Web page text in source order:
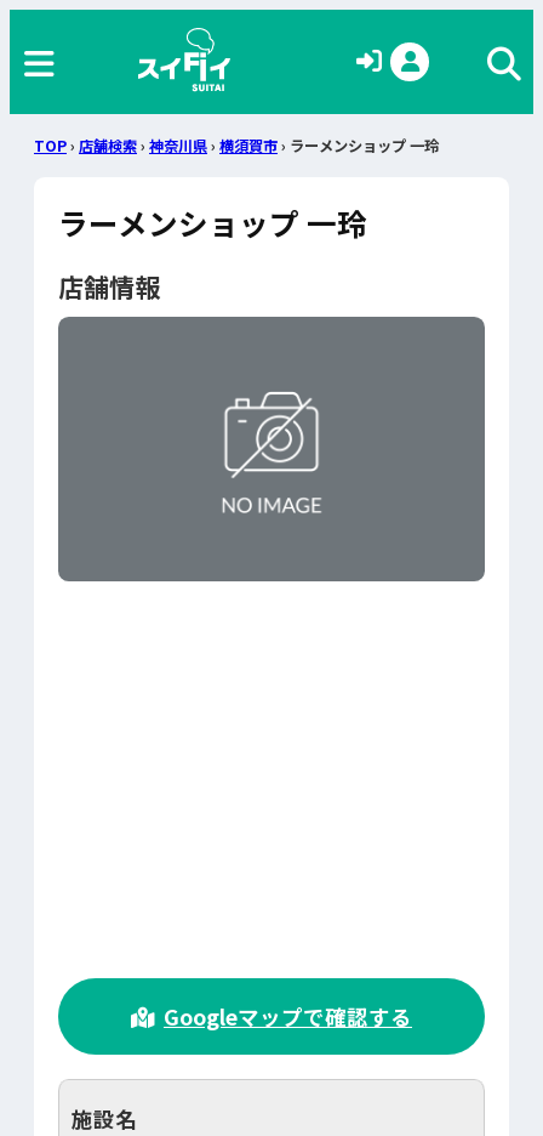
TOP› 店舗検索› 神奈川県› 横須賀市› ラーメンショップ 一玲
ラーメンショップ 一玲
店舗情報
>
Googleマップで確認する
施設名